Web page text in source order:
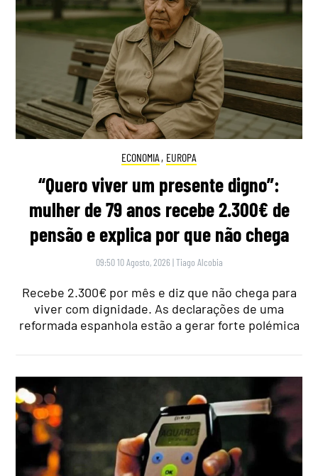
ECONOMIA , EUROPA
“Quero viver um presente digno”:
mulher de 79 anos recebe 2.300€ de
pensão e explica por que não chega
09:50 10 Agosto, 2026 |Tiago Alcobia
Recebe 2.300€ por mês e diz que não chega para
viver com dignidade. As declarações de uma
reformada espanhola estão a gerar forte polémica